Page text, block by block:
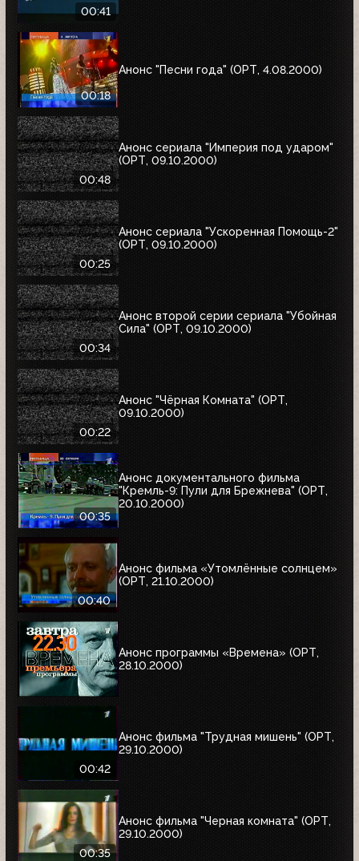
00:41
00:18
Анонс "Песни года" (ОРТ, 4.08.2000)
00:48
Анонс сериала "Империя под ударом"
(ОРТ, 09.10.2000)
00:25
Анонс сериала "Ускоренная Помощь-2"
(ОРТ, 09.10.2000)
00:34
Анонс второй серии сериала "Убойная
Сила" (ОРТ, 09.10.2000)
00:22
Анонс "Чёрная Комната" (ОРТ,
09.10.2000)
00:35
Анонс документального фильма
"Кремль-9: Пули для Брежнева" (ОРТ,
20.10.2000)
00:40
Анонс фильма «Утомлённые солнцем»
(ОРТ, 21.10.2000)
Анонс программы «Времена» (ОРТ,
28.10.2000)
00:42
Анонс фильма "Трудная мишень" (ОРТ,
29.10.2000)
00:35
Анонс фильма "Черная комната" (ОРТ,
29.10.2000)